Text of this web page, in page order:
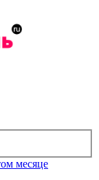
месяце